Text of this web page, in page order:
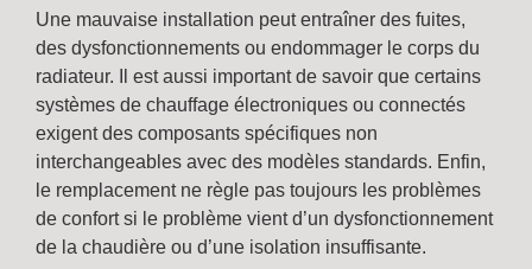
Une mauvaise installation peut entraîner des fuites,
des dysfonctionnements ou endommager le corps du
radiateur. Il est aussi important de savoir que certains
systèmes de chauffage électroniques ou connectés
exigent des composants spécifiques non
interchangeables avec des modèles standards. Enfin,
le remplacement ne règle pas toujours les problèmes
de confort si le problème vient d’un dysfonctionnement
de la chaudière ou d’une isolation insuffisante.